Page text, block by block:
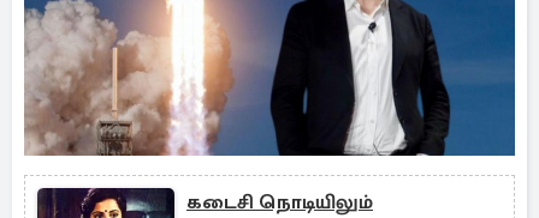
கடைசி நொடியிலும்